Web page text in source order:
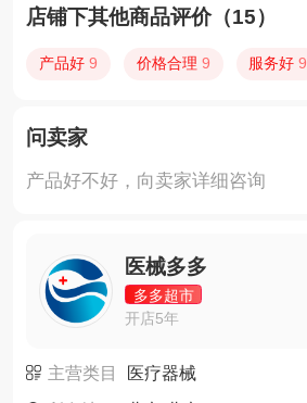
店铺下其他商品评价（15）
产品好 9 价格合理 9 服务好9
问卖家
产品好不好，向卖家详细咨询
医械多多
多多超市
开店5年
主营类目
医疗器械